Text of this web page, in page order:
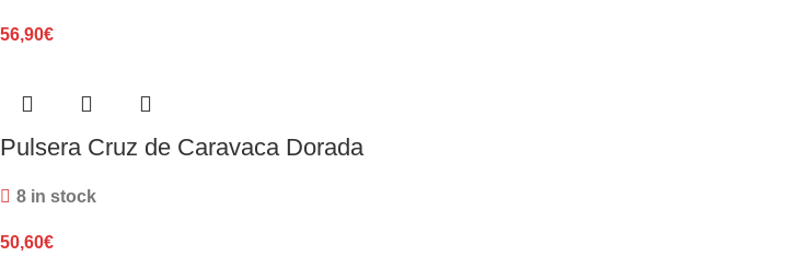
56,90€
Pulsera Cruz de Caravaca Dorada
8 in stock
50,60€